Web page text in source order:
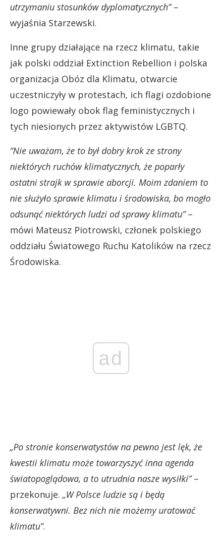
utrzymaniu stosunków dyplomatycznych”–
wyjaśnia Starzewski.
Inne grupy działające na rzecz klimatu, takie
jak polski oddział Extinction Rebellion i polska
organizacja Obóz dla Klimatu, otwarcie
uczestniczyły w protestach, ich flagi ozdobione
logo powiewały obok flag feministycznych i
tych niesionych przez aktywistów LGBTQ.
“Nie uważam, że to był dobry krok ze strony
niektórych ruchów klimatycznych, że poparły
ostatni strajk w sprawie aborcji. Moim zdaniem to
nie służyło sprawie klimatu i środowiska, bo mogło
odsunąć niektórych ludzi od sprawy klimatu”–
mówi Mateusz Piotrowski, członek polskiego
oddziału Światowego Ruchu Katolików na rzecz
Środowiska.
ad
„Po stronie konserwatystów na pewno jest lęk, że
kwestii klimatu może towarzyszyć inna agenda
światopoglądowa, a to utrudnia nasze wysiłki”–
przekonuje. „W Polsce ludzie są i będą
konserwatywni. Bez nich nie możemy uratować
klimatu”.